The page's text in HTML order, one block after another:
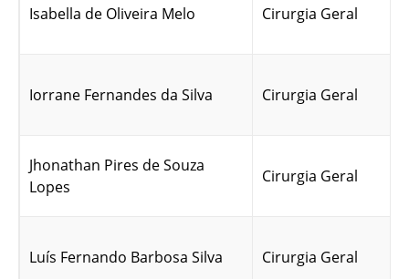
Isabella de Oliveira Melo Cirurgia Geral
Iorrane Fernandes da Silva Cirurgia Geral
Jhonathan Pires de Souza
Lopes
Cirurgia Geral
Luís Fernando Barbosa Silva Cirurgia Geral